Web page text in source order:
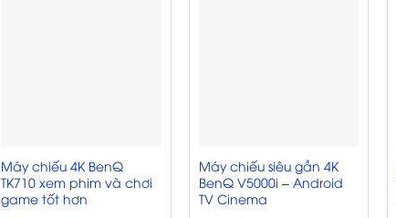
Máy chiếu 4K BenQ
TK710 xem phim và chơi
game tốt hơn
Máy chiếu siêu gần 4K
BenQ V5000i – Android
TV Cinema